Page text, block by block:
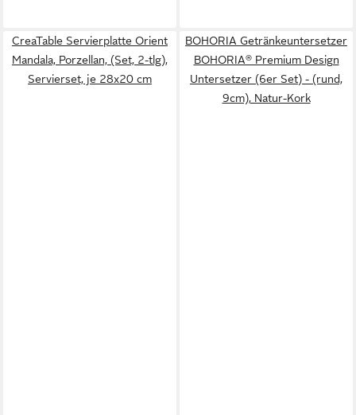
CreaTable Servierplatte Orient
Mandala, Porzellan, (Set, 2-tlg),
Servierset, je 28x20 cm
BOHORIA Getränkeuntersetzer
BOHORIA® Premium Design
Untersetzer (6er Set) - (rund,
9cm), Natur-Kork